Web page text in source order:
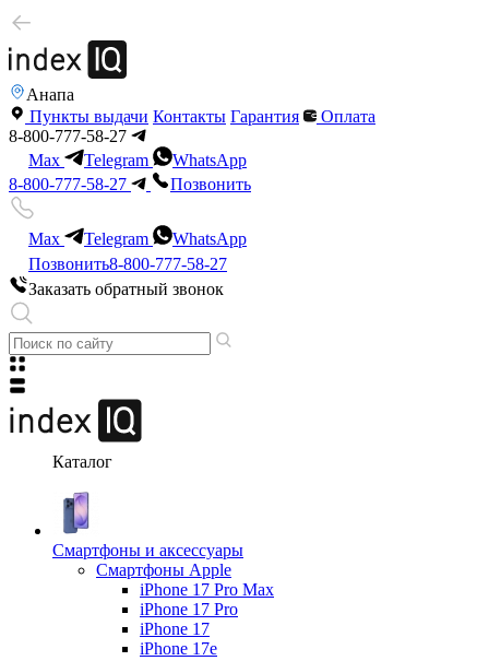
Анапа
Пункты выдачи Контакты Гарантия
Оплата
8-800-777-58-27
Max
Telegram
WhatsApp
8-800-777-58-27
Позвонить
Max Telegram
WhatsApp
Позвонить8-800-777-58-27
Заказать обратный звонок
Каталог
Смартфоны и аксессуары
Смартфоны Apple
iPhone 17 Pro Max
iPhone 17 Pro
iPhone 17
iPhone 17e